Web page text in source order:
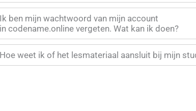
Ik ben mijn wachtwoord van mijn account
in codename.online vergeten. Wat kan ik doen?
Hoe weet ik of het lesmateriaal aansluit bij mijn